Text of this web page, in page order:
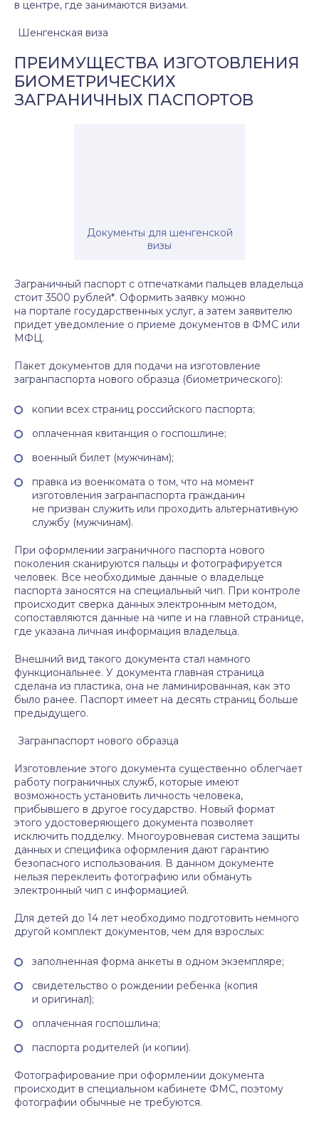
в центре, где занимаются визами.
Шенгенская виза
ПРЕИМУЩЕСТВА ИЗГОТОВЛЕНИЯ
БИОМЕТРИЧЕСКИХ
ЗАГРАНИЧНЫХ ПАСПОРТОВ
Документы для шенгенской
визы
Заграничный паспорт с отпечатками пальцев владельца
стоит 3500 рублей*. Оформить заявку можно
на портале государственных услуг, а затем заявителю
придет уведомление о приеме документов в ФМС или
МФЦ.
Пакет документов для подачи на изготовление
загранпаспорта нового образца (биометрического):
копии всех страниц российского паспорта;
оплаченная квитанция о госпошлине;
военный билет (мужчинам);
правка из военкомата о том, что на момент
изготовления загранпаспорта гражданин
не призван служить или проходить альтернативную
службу (мужчинам).
При оформлении заграничного паспорта нового
поколения сканируются пальцы и фотографируется
человек. Все необходимые данные о владельце
паспорта заносятся на специальный чип. При контроле
происходит сверка данных электронным методом,
сопоставляются данные на чипе и на главной странице,
где указана личная информация владельца.
Внешний вид такого документа стал намного
функциональнее. У документа главная страница
сделана из пластика, она не ламинированная, как это
было ранее. Паспорт имеет на десять страниц больше
предыдущего.
Загранпаспорт нового образца
Изготовление этого документа существенно облегчает
работу пограничных служб, которые имеют
возможность установить личность человека,
прибывшего в другое государство. Новый формат
этого удостоверяющего документа позволяет
исключить подделку. Многоуровневая система защиты
данных и специфика оформления дают гарантию
безопасного использования. В данном документе
нельзя переклеить фотографию или обмануть
электронный чип с информацией.
Для детей до 14 лет необходимо подготовить немного
другой комплект документов, чем для взрослых:
заполненная форма анкеты в одном экземпляре;
свидетельство о рождении ребенка (копия
и оригинал);
оплаченная госпошлина;
паспорта родителей (и копии).
Фотографирование при оформлении документа
происходит в специальном кабинете ФМС, поэтому
фотографии обычные не требуются.